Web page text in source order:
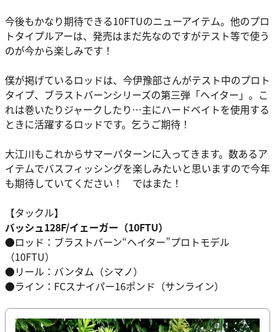
今後もかなり期待できる10FTUのニューアイテム。他のプロ
トタイプルアーは、発売はまだ先なのですがテスト等で使う
のが今から楽しみです！
僕が掲げているロッドは、今伊豫部さんがテスト中のプロト
タイプ、ブラストバーンシリーズの第三弾「ヘイター」。こ
れは巻いたりジャークしたり…主にハードベイトを使用する
ときに活躍するロッドです。乞うご期待！
大江川もこれからサマーパターンに入ってきます。数あるア
イテムでバスフィッシングを楽しみたいと思いますので今年
も期待していてください！ ではまた！
【タックル】
バッシュ128F/イェーガー（10FTU）
●ロッド：ブラストバーン“ヘイター”プロトモデル
（10FTU）
●リール：バンタム（シマノ）
●ライン：FCスナイパー16ポンド（サンライン）